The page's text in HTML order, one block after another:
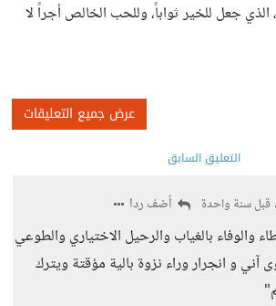
الذي جعل للخير ثواباً، وللحب الخالص أجراً لا
عرض جميع التعليقات
التعليق السابق
قبل سنة واحدة أضف ردا
والوفاء بالغياب والرحيل الاختياري والطوعي
آني و انجرار وراء نزوة بالية مؤقتة ويترك